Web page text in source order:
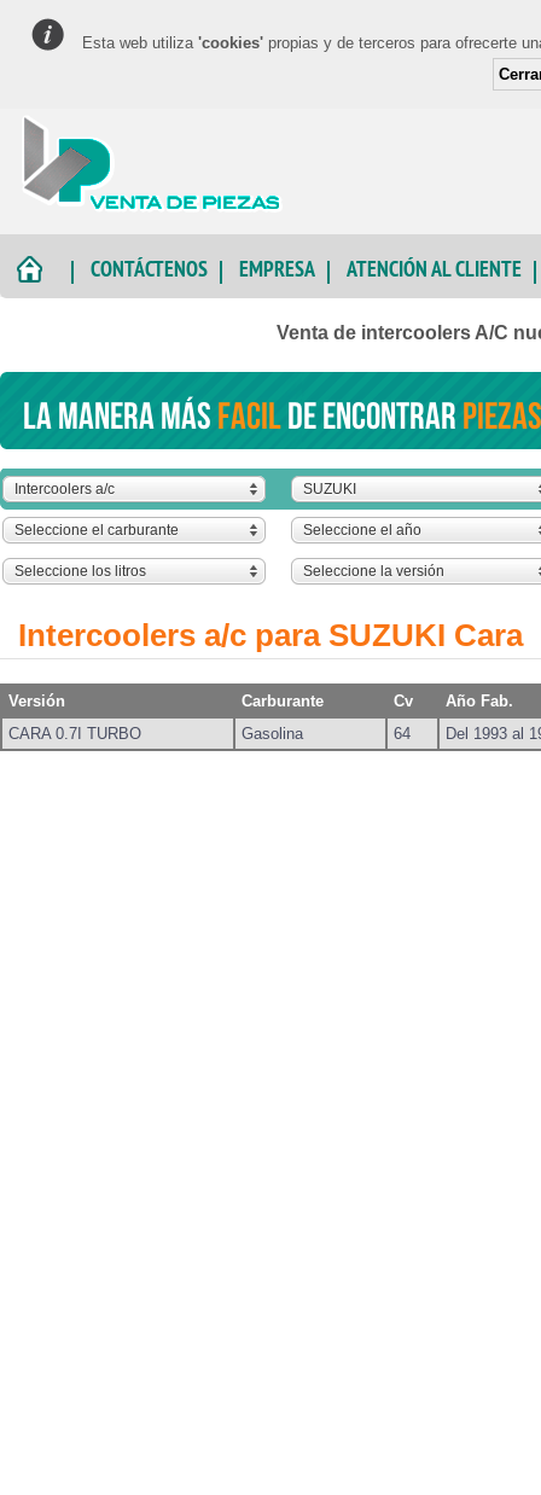
Esta web utiliza 'cookies' propias y de terceros para ofrecerte
CONTÁCTENOS EMPRESA ATENCIÓN AL CLIENTE
Venta de intercoolers A/C
La manera másfacilde encontrar
Intercoolers a/c SUZUKI
Seleccione el carburante Seleccione el año
Seleccione los litros Seleccione la versión
Intercoolers a/c para SUZUKI Cara
Versión Carburante Cv
Año Fab.
CARA 0.7I TURBO
Gasolina 64 Del 1993 al